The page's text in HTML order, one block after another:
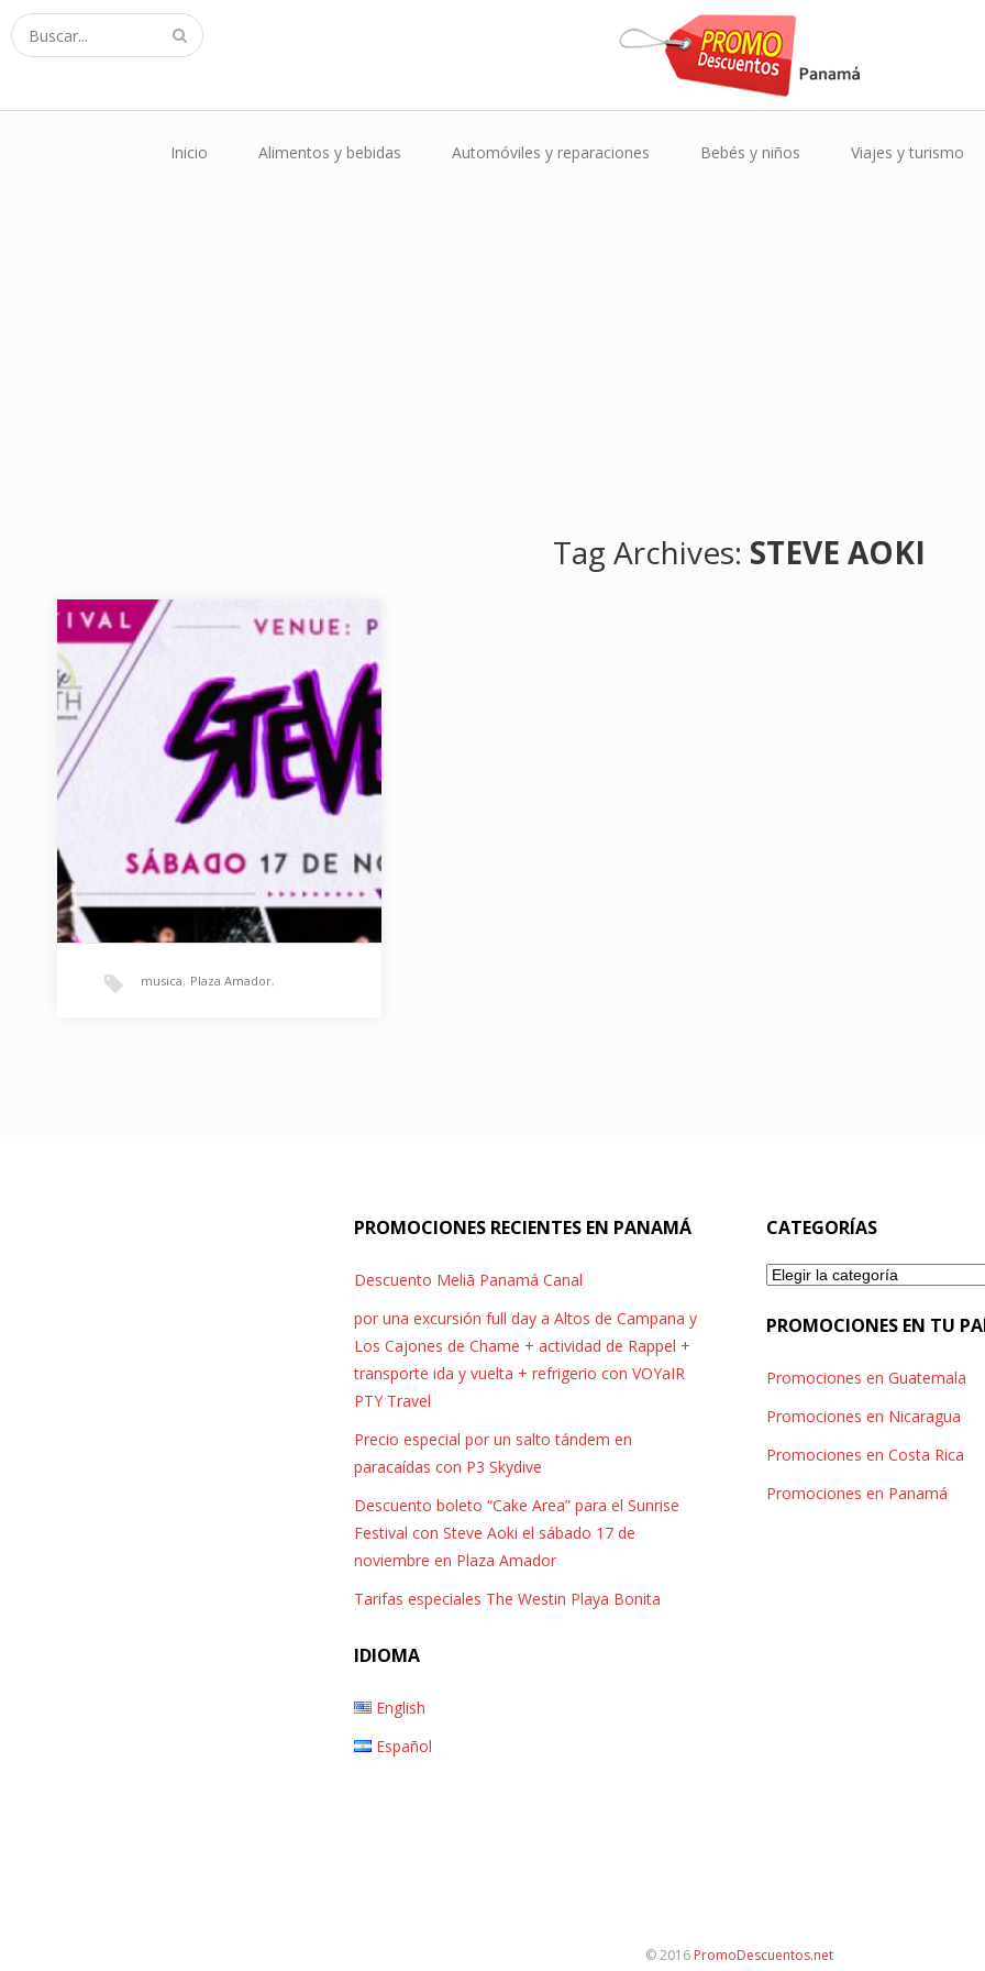
Buscar...
Inicio Alimentos y bebidas Automóviles y reparaciones Bebés y niños Viajes y turismo
Tag Archives: STEVE AOKI
musica, Plaza Amador,
PROMOCIONES RECIENTES EN PANAMÁ
Descuento Meliã Panamá Canal
por una excursión full day a Altos de Campana y
Los Cajones de Chame + actividad de Rappel +
transporte ida y vuelta + refrigerio con VOYaIR
PTY Travel
Precio especial por un salto tándem en
paracaídas con P3 Skydive
Descuento boleto “Cake Area” para el Sunrise
Festival con Steve Aoki el sábado 17 de
noviembre en Plaza Amador
Tarifas especiales The Westin Playa Bonita
CATEGORÍAS
Categorías
PROMOCIONES EN TU
Promociones en Guatemala
Promociones en Nicaragua
Promociones en Costa Rica
Promociones en Panamá
IDIOMA
English
Español
© 2016 PromoDescuentos.net